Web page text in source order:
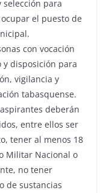
para
el puesto de
con vocación
disposición para
vigilancia y
tabasquense.
deberán
entre ellos ser
tener al menos 18
Militar Nacional o
no tener
de sustancias